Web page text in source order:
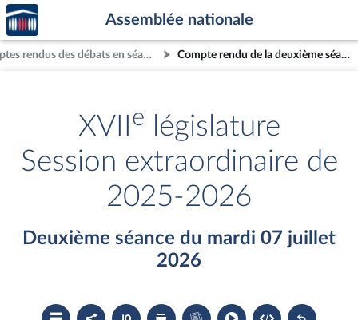
Aller au contenu
Aller en bas de la page
Accèder
à la
page
d'accueil
Assemblée nationale
Comptes rendus des débats en séance Compte rendu de la deuxième séance du mardi 07 juillet 2026
XVII e
législature
Session extraordinaire de
2025-2026
Deuxième séance du mardi 07 juillet
2026
OuvrirPartagerAccéderLes
Accéder